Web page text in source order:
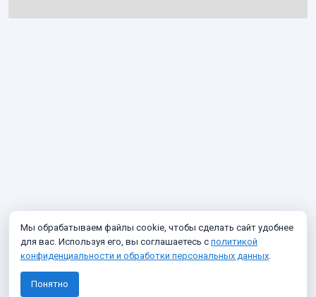
Мы обрабатываем файлы cookie, чтобы сделать сайт удобнее
для вас. Используя его, вы соглашаетесь с политикой
конфиденциальности и обработки персональных данных.
Понятно